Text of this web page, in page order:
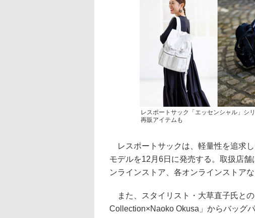
レスポートサック「エッセンシャル」シ
再販アイテムも
レスポートサックは、軽量性を追求
モデルを12月6日に発売する。取扱店
ンラインストア、各オンラインストアな
また、スタイリスト・大草直子氏と
Collection×Naoko Okusa」からバッグ